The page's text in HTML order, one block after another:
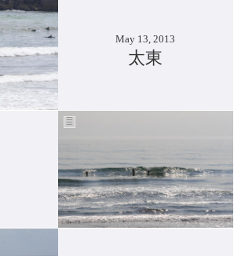
May 13, 2013
太東